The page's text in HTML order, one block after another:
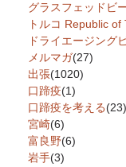
グラスフェッドビ
トルコ Republic of
ドライエージング
メルマガ(27)
出張(1020)
口蹄疫(1)
口蹄疫を考える(23)
宮崎(6)
富良野(6)
岩手(3)